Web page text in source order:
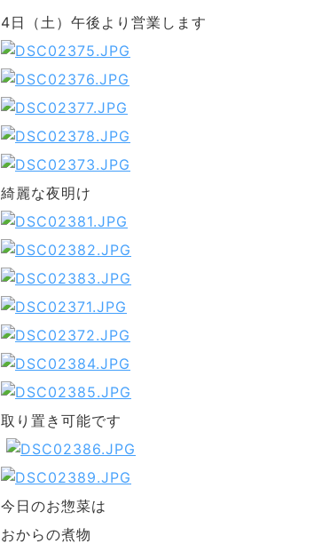
4日（土）午後より営業します
綺麗な夜明け
取り置き可能です
今日のお惣菜は
おからの煮物